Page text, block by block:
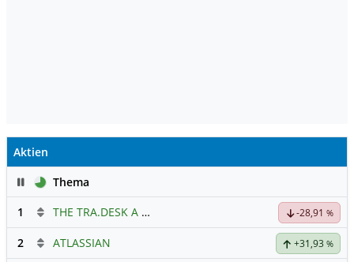
Aktien
PauseThema
1
THE TRA.DESK A DL-,000001 -28,91 %
2 ATLASSIAN +31,93 %